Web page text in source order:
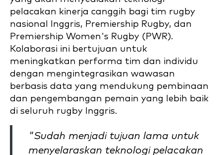
pelacakan kinerja canggih bagi tim rugby
nasional Inggris, Premiership Rugby, dan
Premiership Women's Rugby (PWR).
Kolaborasi ini bertujuan untuk
meningkatkan performa tim dan individu
dengan mengintegrasikan wawasan
berbasis data yang mendukung pembinaan
dan pengembangan pemain yang lebih baik
di seluruh rugby Inggris.
"Sudah menjadi tujuan lama untuk
menyelaraskan teknologi pelacakan